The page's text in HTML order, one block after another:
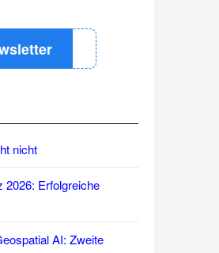
nicht
2026: Erfolgreiche
AI: Zweite